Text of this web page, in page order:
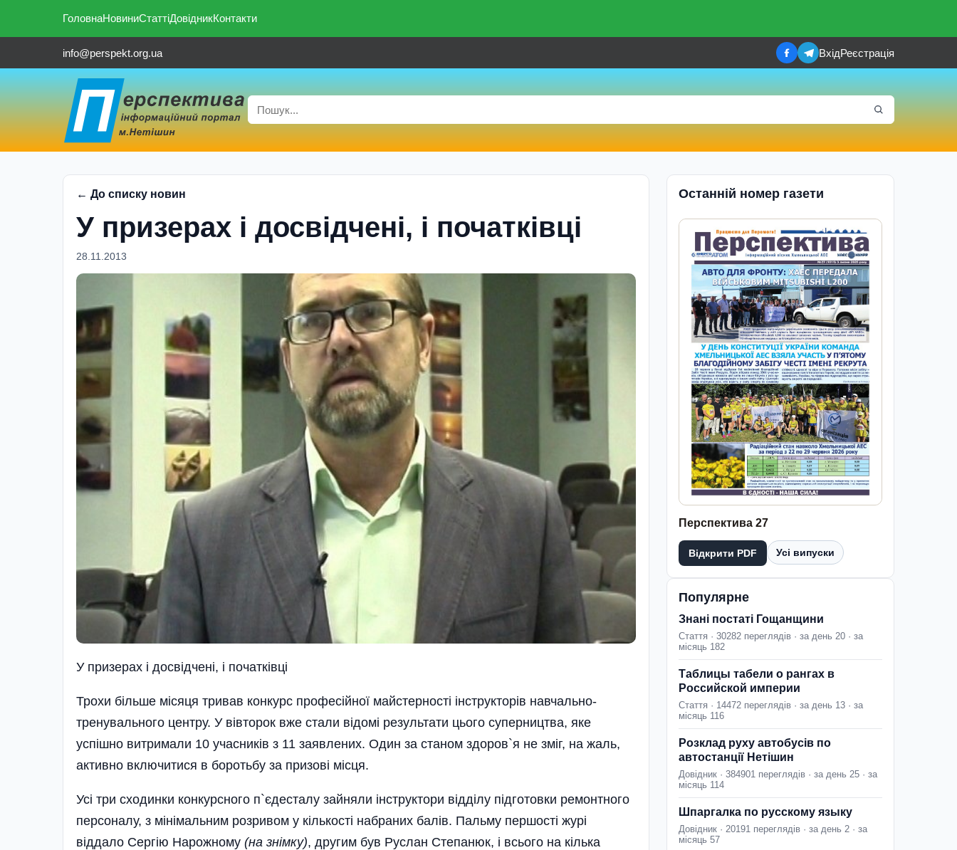
ГоловнаНовиниСтаттіДовідникКонтакти
info@perspekt.org.ua ВхідРеєстрація
← До списку новин
У призерах і досвідчені, і початківці
28.11.2013
У призерах і досвідчені, і початківці
Трохи більше місяця тривав конкурс професі­йної майстерності інструкторів навчально-
тренувального центру. У вівторок вже стали відомі результати цього суперництва, яке
успішно витримали 10 учасників з 11 заявлених. Один за станом здоров`я не зміг, на жаль,
активно включитися в боротьбу за призові місця.
Усі три сходинки конкурсного п`єдесталу зайняли інструктори відділу підготовки ремонтного
персоналу, з мінімальним розривом у кількості набраних балів. Пальму першості журі
віддало Сергію Нарожному (на знімку), другим був Руслан Степанюк, і всього на кілька
Останній номер газети
Перспектива 27
Відкрити PDF Усі випуски
Популярне
Знані постаті Гощанщини
Стаття · 30282 переглядів · за день 20 · за
місяць 182
Таблицы табели о рангах в
Российской империи
Стаття · 14472 переглядів · за день 13 · за
місяць 116
Розклад руху автобусів по
автостанції Нетішин
Довідник · 384901 переглядів · за день 25 · за
місяць 114
Шпаргалка по русскому языку
Довідник · 20191 переглядів · за день 2 · за
місяць 57